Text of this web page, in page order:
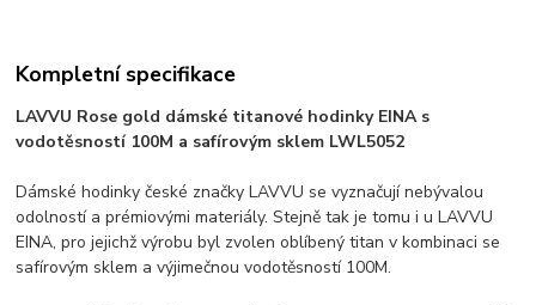
Kompletní specifikace
LAVVU Rose gold dámské titanové hodinky EINA s
vodotěsností 100M a safírovým sklem LWL5052
Dámské hodinky české značky LAVVU se vyznačují nebývalou
odolností a prémiovými materiály. Stejně tak je tomu i u LAVVU
EINA, pro jejichž výrobu byl zvolen oblíbený titan v kombinaci se
safírovým sklem a výjimečnou vodotěsností 100M.